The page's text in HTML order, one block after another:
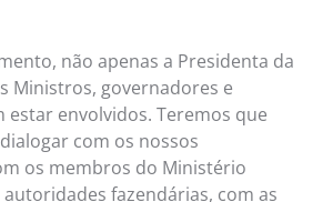
não apenas a Presidenta da
Ministros, governadores e
estar envolvidos. Teremos que
com os nossos
os membros do Ministério
fazendárias, com as